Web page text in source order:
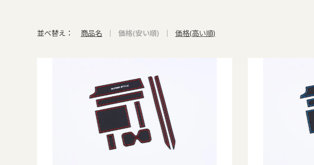
並べ替え： 商品名 価格(安い順) 価格(高い順)